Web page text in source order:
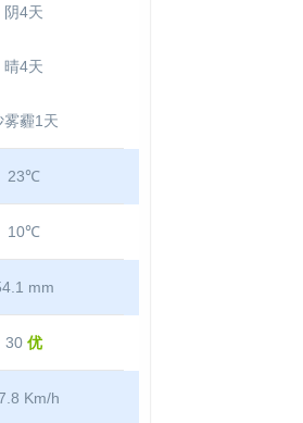
阴4天
晴4天
雾霾1天
23℃
10℃
mm
30优
Km/h